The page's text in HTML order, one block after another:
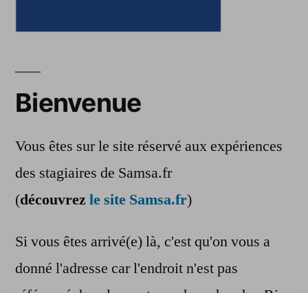
Bienvenue
Vous êtes sur le site réservé aux expériences
des stagiaires de Samsa.fr
(découvrezle site Samsa.fr)
Si vous êtes arrivé(e) là, c'est qu'on vous a
donné l'adresse car l'endroit n'est pas